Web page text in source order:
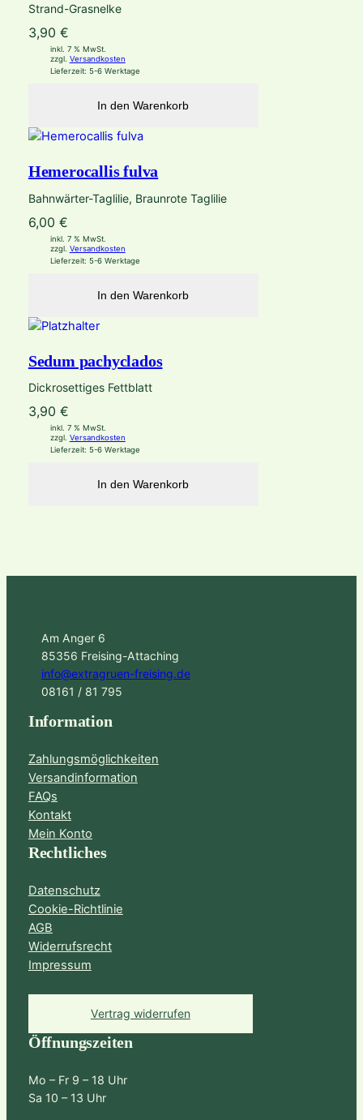
Strand-Grasnelke
3,90 €
inkl. 7 % MwSt.
zzgl. Versandkosten
Lieferzeit: 5-6 Werktage
In den Warenkorb
Hemerocallis fulva
Bahnwärter-Taglilie, Braunrote Taglilie
6,00 €
inkl. 7 % MwSt.
zzgl. Versandkosten
Lieferzeit: 5-6 Werktage
In den Warenkorb
Sedum pachyclados
Dickrosettiges Fettblatt
3,90 €
inkl. 7 % MwSt.
zzgl. Versandkosten
Lieferzeit: 5-6 Werktage
In den Warenkorb
Am Anger 6
85356 Freising-Attaching
info@extragruen-freising.de
08161 / 81 795
Information
Zahlungsmöglichkeiten
Versandinformation
FAQs
Kontakt
Mein Konto
Rechtliches
Datenschutz
Cookie-Richtlinie
AGB
Widerrufsrecht
Impressum
Vertrag widerrufen
Öffnungszeiten
Mo – Fr 9 – 18 Uhr
Sa 10 – 13 Uhr